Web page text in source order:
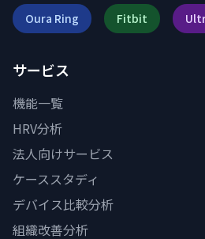
Oura Ring Fitbit
サービス
機能一覧
HRV分析
法人向けサービス
ケーススタディ
デバイス比較分析
組織改善分析